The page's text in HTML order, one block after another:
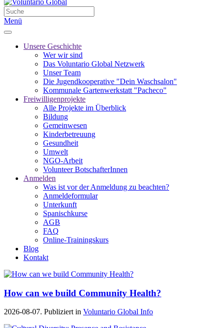
Menü
Unsere Geschichte
Wer wir sind
Das Voluntario Global Netzwerk
Unser Team
Die Jugendkooperative "Dein Waschsalon"
Kommunale Gartenwerkstatt "Pacheco"
Freiwilligenprojekte
Alle Projekte im Überblick
Bildung
Gemeinwesen
Kinderbetreuung
Gesundheit
Umwelt
NGO-Arbeit
Volunteer BotschafterInnen
Anmelden
Was ist vor der Anmeldung zu beachten?
Anmeldeformular
Unterkunft
Spanischkurse
AGB
FAQ
Online-Trainingskurs
Blog
Kontakt
How can we build Community Health?
2026-08-07. Publiziert in Voluntario Global Info